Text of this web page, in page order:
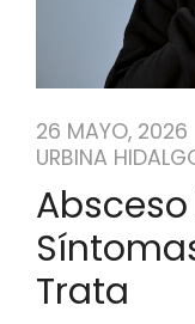
26 MAYO, 2026
URBINA
Absceso
Trata